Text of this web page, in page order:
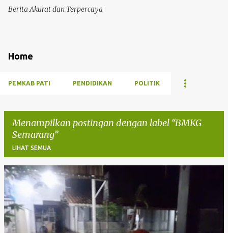
Berita Akurat dan Terpercaya
Home
PEMKAB PATI PENDIDIKAN POLITIK
Menampilkan postingan dengan label BMKG
Semarang
LIHAT SEMUA
P
o
s
t